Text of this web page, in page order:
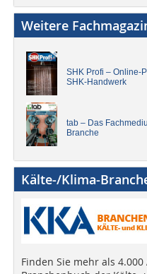
Weitere
SHK Profi – Online-
SHK-Handwerk
tab – Das
Branche
Kälte-/Klima-
Finden Sie mehr als